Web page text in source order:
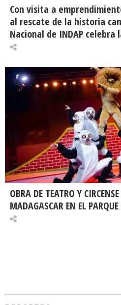
Con visita a
al rescate de la historia
Nacional de INDAP celebra
OBRA DE TEATRO Y
MADAGASCAR EN EL